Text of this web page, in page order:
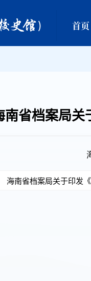
首页
南省档案局关
海南省档案局关于印发